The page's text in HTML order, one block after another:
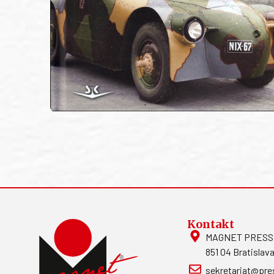
Kontakt
MAGNET
851 04